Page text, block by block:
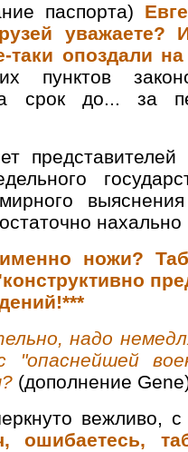
паспорта)
таки опоздали
пунктов
срок до... за
нахально
ножи?
надо
(дополнение
вежливо,
ошибаетесь,